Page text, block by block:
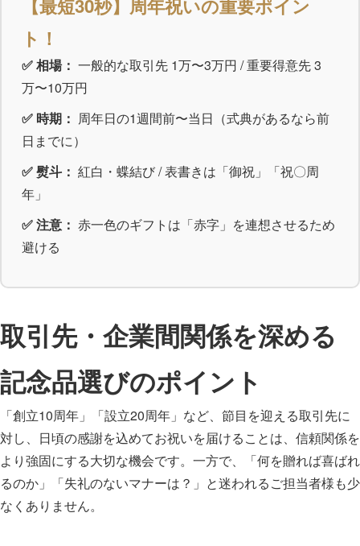
【最短30秒】周年祝いの重要ポイン
ト！
✅ 相場： 一般的な取引先 1万〜3万円 / 重要得意先 3
万〜10万円
✅ 時期： 周年日の1週間前〜当日（式典があるなら前
日までに）
✅ 熨斗： 紅白・蝶結び / 表書きは「御祝」「祝〇周
年」
✅ 注意： 赤一色のギフトは「赤字」を連想させるため
避ける
取引先・企業間関係を深める
記念品選びのポイント
「創立10周年」「設立20周年」など、節目を迎える取引先に
対し、日頃の感謝を込めてお祝いを届けることは、信頼関係を
より強固にする大切な機会です。一方で、「何を贈れば喜ばれ
るのか」「失礼のないマナーは？」と迷われるご担当者様も少
なくありません。